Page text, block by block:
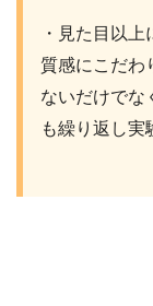
・見た目以
質感にこだわ
ないだけでな
も繰り返し実